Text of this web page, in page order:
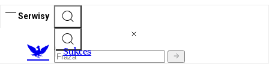
Serwisy
Sukces